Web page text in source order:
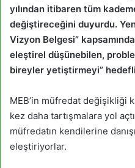
yılından itibaren tüm
değiştireceğini duyurdu.
Vizyon Belgesi”
eleştirel düşünebilen,
bireyler yetiştirmeyi”
MEB’in müfredat değişikliği
kez daha tartışmalara yol
müfredatın kendilerine
eleştiriyorlar.